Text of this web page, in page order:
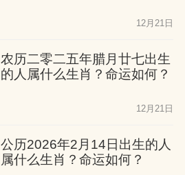
12月21日
农历二零二五年腊月廿七出生
的人属什么生肖？命运如何？
12月21日
公历2026年2月14日出生的人
属什么生肖？命运如何？